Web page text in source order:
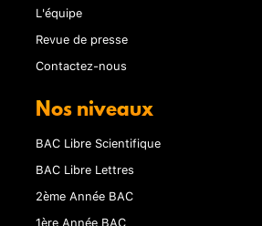
L'équipe
Revue de presse
Contactez-nous
Nos niveaux
BAC Libre Scientifique
BAC Libre Lettres
2ème Année BAC